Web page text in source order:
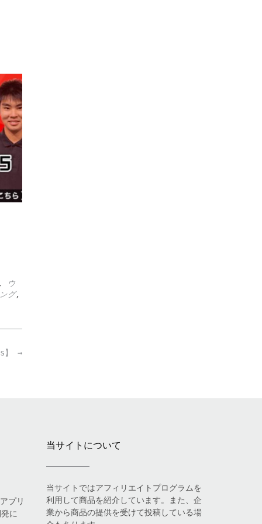
,
ウ
グ,
】→
プリ
に
当サイトについて
当サイトではアフィリエイトプログラムを
利用して商品を紹介しています。また、企
業から商品の提供を受けて投稿している場